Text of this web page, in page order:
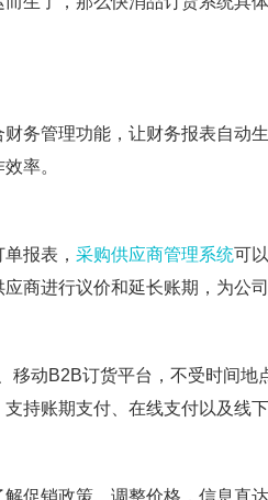
务管理功能，让财务报表自动
率。
报表， 采购供应商管理系统可
商进行议价和延长账期，为公
移动B2B订货平台，不受时间地
持账期支付、在线支付以及线
促销政策、调整价格，信息直